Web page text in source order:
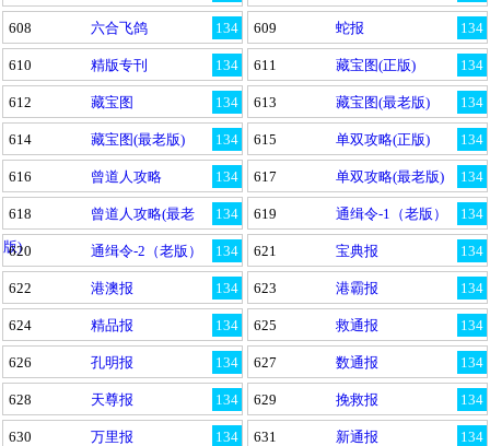
134
608 六合飞鸽 134
609 蛇报
134
610 精版专刊 134
611 藏宝图(正版)
134
612 藏宝图 134
613 藏宝图(最老版)
134
614 藏宝图(最老版) 134
615 单双攻略(正版)
134
616 曾道人攻略 134
617 单双攻略(最老版)
134
618
曾道人攻略(最老
版)
134
619 通缉令-1（老版）
134
620 通缉令-2（老版） 134
621 宝典报
134
622 港澳报 134
623 港霸报
134
624 精品报 134
625 救通报
134
626 孔明报 134
627 数通报
134
628 天尊报 134
629 挽救报
134
630 万里报 134
631 新通报